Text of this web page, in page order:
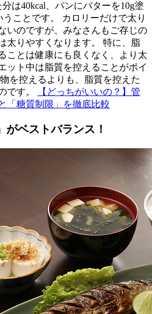
は40kcal、パンにバターを10g塗
うことです。 カロリーだけで太り
いのですが、みなさんもご存じの
太りやすくなります。 特に、脂
ことは健康にも良くなく、より太
ット中は脂質を控えることがポイ
を控えるよりも、脂質を控えた
です。
【どっちがいいの？】管
「糖質制限」を徹底比較
がベストバランス！